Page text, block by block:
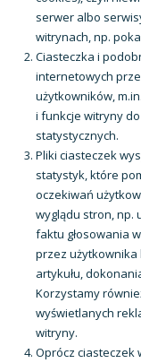
serwer albo
witrynach, np.
Ciasteczka i
internetowych
użytkowników,
i funkcje witryny
statystycznych.
Pliki ciasteczek
statystyk, które
oczekiwań
wyglądu stron, np.
faktu głosowania
przez użytkownika
artykułu,
Korzystamy
wyświetlanych
witryny.
Oprócz ciasteczek